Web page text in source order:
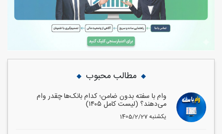
مطالب محبوب
وام با سفته بدون ضامن؛ کدام بانک‌ها چقدر وام
می‌دهند؟ (لیست کامل ۱۴۰۵)
1405/2/27 یکشنبه